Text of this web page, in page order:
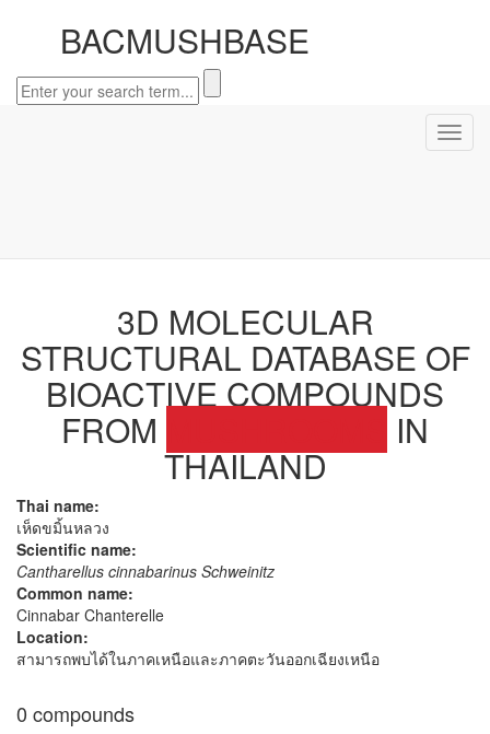
BACMUSHBASE
3D MOLECULAR
STRUCTURAL DATABASE OF
BIOACTIVE COMPOUNDS
FROM IN
THAILAND
Thai name:
เห็ดขมิ้นหลวง
Scientific name:
Cantharellus cinnabarinus Schweinitz
Common name:
Cinnabar Chanterelle
Location:
สามารถพบได้ในภาคเหนือและภาคตะวันออกเฉียงเหนือ
0 compounds